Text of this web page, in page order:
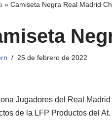
» Camiseta Negra Real Madrid
25 de febrero de 2022
Jugadores del Real
de la LFP Productos del